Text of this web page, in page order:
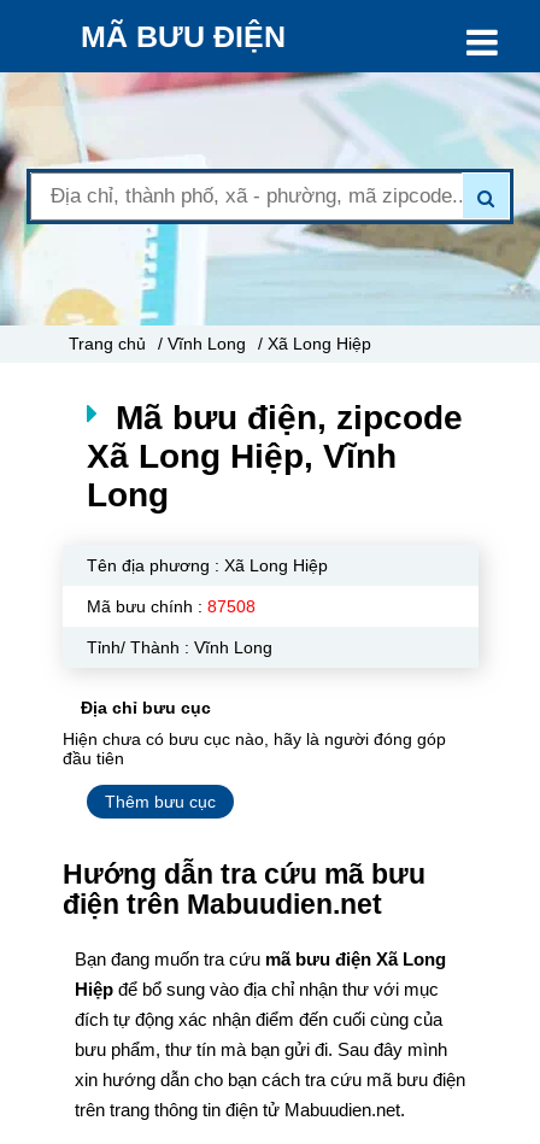
MÃ BƯU ĐIỆN
Trang chủ / Vĩnh Long / Xã Long Hiệp
Mã bưu điện, zipcode
Xã Long Hiệp, Vĩnh
Long
Tên địa phương : Xã Long Hiệp
Mã bưu chính : 87508
Tỉnh/ Thành : Vĩnh Long
Địa chỉ bưu cục
Hiện chưa có bưu cục nào, hãy là người đóng góp
đầu tiên
Thêm bưu cục
Hướng dẫn tra cứu mã bưu
điện trên Mabuudien.net
Bạn đang muốn tra cứu mã bưu điện Xã Long
Hiệp để bổ sung vào địa chỉ nhận thư với mục
đích tự động xác nhận điểm đến cuối cùng của
bưu phẩm, thư tín mà bạn gửi đi. Sau đây mình
xin hướng dẫn cho bạn cách tra cứu mã bưu điện
trên trang thông tin điện tử Mabuudien.net.